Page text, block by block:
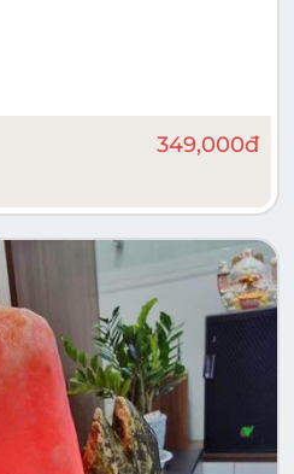
349,000đ